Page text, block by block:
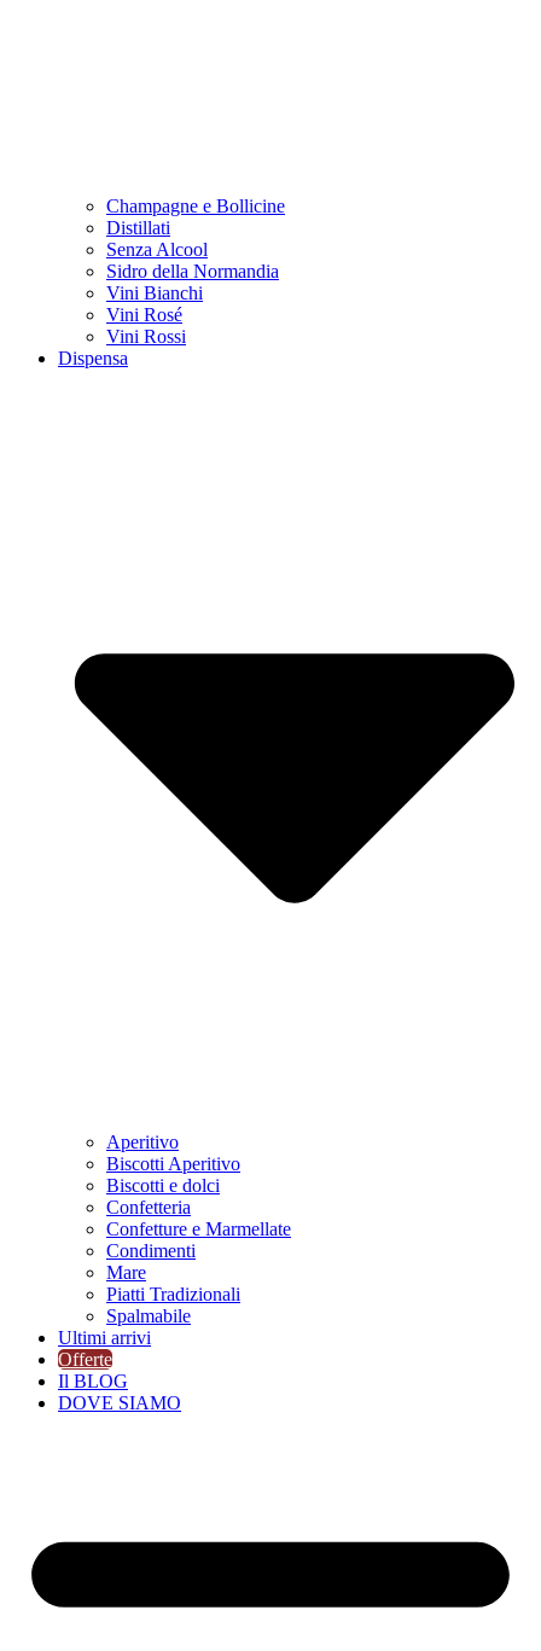
Champagne e Bollicine
Distillati
Senza Alcool
Sidro della Normandia
Vini Bianchi
Vini Rosé
Vini Rossi
Dispensa
Aperitivo
Biscotti Aperitivo
Biscotti e dolci
Confetteria
Confetture e Marmellate
Condimenti
Mare
Piatti Tradizionali
Spalmabile
Ultimi arrivi
Offerte
Il BLOG
DOVE SIAMO